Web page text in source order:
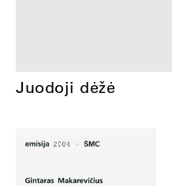
Juodoji dėžė